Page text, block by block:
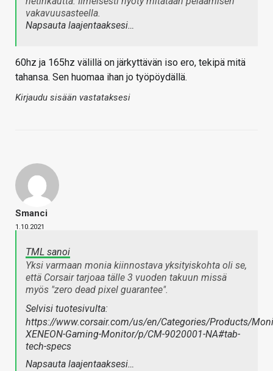
vakavuusasteella.
Napsauta laajentaaksesi…
60hz ja 165hz välillä on järkyttävän iso ero, tekipä mitä
tahansa. Sen huomaa ihan jo työpöydällä.
Kirjaudu sisään vastataksesi
Smanci
1.10.2021
TML sanoi
Yksi varmaan monia kiinnostava yksityiskohta oli se,
että Corsair tarjoaa tälle 3 vuoden takuun missä
myös "zero dead pixel guarantee".
Selvisi tuotesivulta:
https://www.corsair.com/us/en/Categories/Products/
XENEON-Gaming-Monitor/p/CM-9020001-NA#tab-
tech-specs
Napsauta laajentaaksesi…